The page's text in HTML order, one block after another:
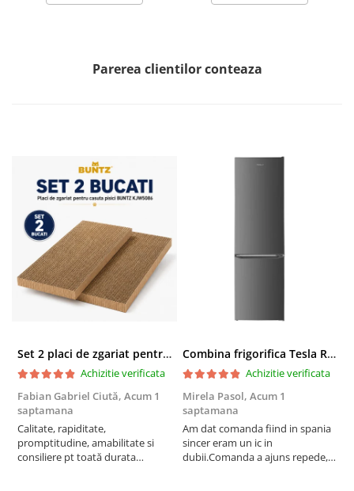
Parerea clientilor conteaza
Set 2 placi de zgariat pentru casuta pisici BUNTZ KJW5086, compatibile cu casuta 59 x 28.5 x 35 cm
Achizitie verificata
Fabian Gabriel Ciută, Acum 1
saptamana
Calitate, rapiditate,
promptitudine, amabilitate si
consiliere pt toată durata
Combina frigorifica Tesla RC2600HXE, 262 l, Clasa E, Iluminare LED, dezghetare automata frigider, H 180 cm, Inox
Achizitie verificata
Mirela Pasol, Acum 1
saptamana
Am dat comanda fiind in spania
sincer eram un ic in
dubii.Comanda a ajuns repede,in